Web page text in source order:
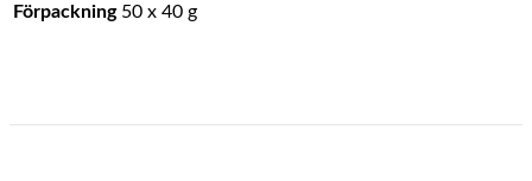
Förpackning 50 x 40 g